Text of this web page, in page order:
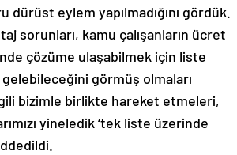
eylem yapılmadığını gördük.
sorunları, kamu çalışanların ücret
çözüme ulaşabilmek için liste
görmüş olmaları
bizimle birlikte hareket etmeleri,
yineledik ‘tek liste üzerinde